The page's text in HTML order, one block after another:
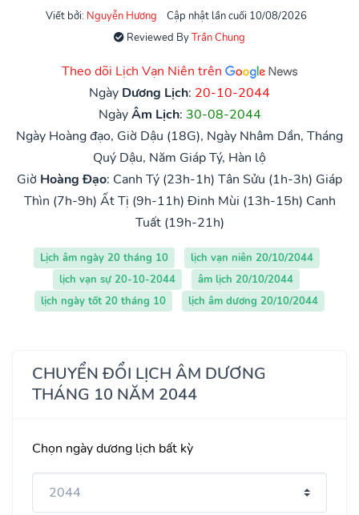
Viết bởi: Nguyễn Hương
Cập nhật lần cuối 10/08/2026
Reviewed ByTrần Chung
Theo dõi Lịch Vạn Niên trên
Ngày Dương Lịch: 20-10-2044
NgàyÂm Lịch: 30-08-2044
Ngày Hoàng đạo, Giờ Dậu (18G), Ngày Nhâm Dần, Tháng
Quý Dậu, Năm Giáp Tý, Hàn lộ
Giờ Hoàng Đạo: Canh Tý (23h-1h) Tân Sửu (1h-3h) Giáp
Thìn (7h-9h) Ất Tị (9h-11h) Đinh Mùi (13h-15h) Canh
Tuất (19h-21h)
Lịch âm ngày 20 tháng 10
lịch vạn niên 20/10/2044
lịch vạn sự 20-10-2044
âm lịch 20/10/2044
lịch ngày tốt 20 tháng 10
lịch âm dương 20/10/2044
CHUYỂN ĐỔI LỊCH ÂM DƯƠNG
THÁNG 10 NĂM 2044
Chọn ngày dương lịch bất kỳ